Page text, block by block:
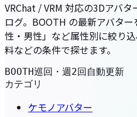
VRChat / VRM 対応の3Dアバ
ログ。BOOTH の最新アバタ
性・男性」など属性別に絞り
料などの条件で探せます。
BOOTH巡回・週2回自動更新
カテゴリ
ケモノアバター